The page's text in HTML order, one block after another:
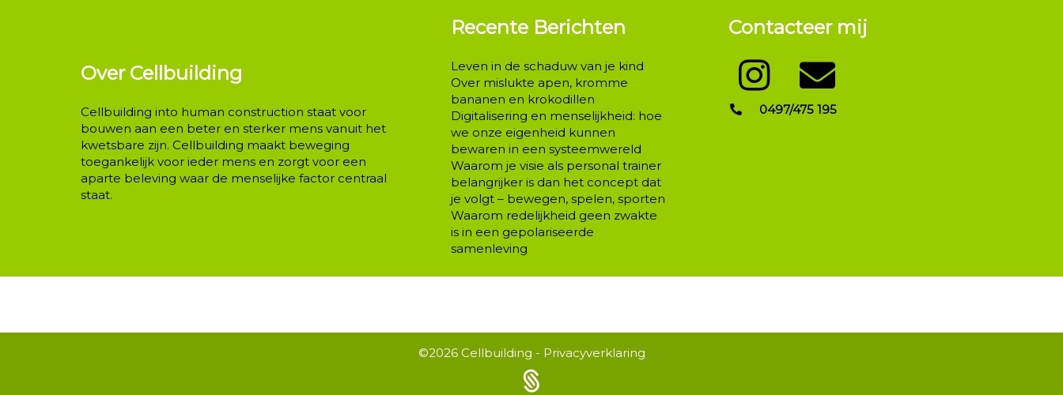
Over Cellbuilding
Cellbuilding into human construction staat voor
bouwen aan een beter en sterker mens vanuit het
kwetsbare zijn. Cellbuilding maakt beweging
toegankelijk voor ieder mens en zorgt voor een
aparte beleving waar de menselijke factor centraal
staat.
Recente Berichten
Leven in de schaduw van je kind
Over mislukte apen, kromme
bananen en krokodillen
Digitalisering en menselijkheid: hoe
we onze eigenheid kunnen
bewaren in een systeemwereld
Waarom je visie als personal trainer
belangrijker is dan het concept dat
je volgt – bewegen, spelen, sporten
Waarom redelijkheid geen zwakte
is in een gepolariseerde
samenleving
Contacteer mij
0497/475 195
©2026 Cellbuilding - Privacyverklaring